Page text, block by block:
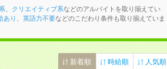
クリエイティブ系などのアルバイトを取り揃えてい
あり 英語力不要などのこだわり条件も取り揃えていま
新着順 時給順 人気順